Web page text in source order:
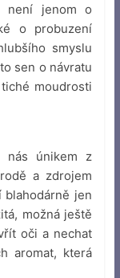
není jenom o
o probuzení
smyslu
sen o návratu
moudrosti
nás únikem z
a zdrojem
blahodárně jen
možná ještě
oči a nechat
aromat, která